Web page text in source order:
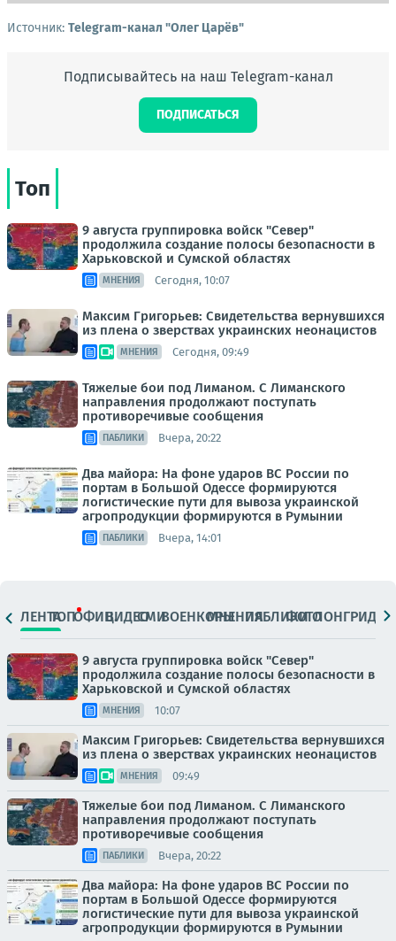
Источник: Telegram-канал "Олег Царёв"
Подписывайтесь на наш Telegram-канал
ПОДПИСАТЬСЯ
Топ
9 августа группировка войск "Север"
продолжила создание полосы безопасности в
Харьковской и Сумской областях
МНЕНИЯ Сегодня, 10:07
Максим Григорьев: Свидетельства вернувшихся
из плена о зверствах украинских неонацистов
МНЕНИЯ Сегодня, 09:49
Тяжелые бои под Лиманом. С Лиманского
направления продолжают поступать
противоречивые сообщения
ПАБЛИКИ Вчера, 20:22
Два майора: На фоне ударов ВС России по
портам в Большой Одессе формируются
логистические пути для вывоза украинской
агропродукции формируются в Румынии
ПАБЛИКИ Вчера, 14:01
ЛЕНТАТОПОФИЦ.ВИДЕОСМИВОЕНКОРЫМНЕНИЯПАБЛИКИ
ФОТОЛОНГРИДЫ
9 августа группировка войск "Север"
продолжила создание полосы безопасности в
Харьковской и Сумской областях
МНЕНИЯ 10:07
Максим Григорьев: Свидетельства вернувшихся
из плена о зверствах украинских неонацистов
МНЕНИЯ 09:49
Тяжелые бои под Лиманом. С Лиманского
направления продолжают поступать
противоречивые сообщения
ПАБЛИКИ Вчера, 20:22
Два майора: На фоне ударов ВС России по
портам в Большой Одессе формируются
логистические пути для вывоза украинской
агропродукции формируются в Румынии